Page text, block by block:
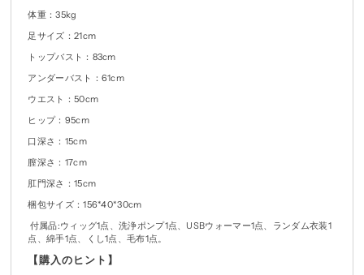
体重：35kg
足サイズ：21cm
トップバスト：83cm
アンダーバスト：61cm
ウエスト：50cm
ヒップ：95cm
口深さ：15cm
膣深さ：17cm
肛門深さ：15cm
梱包サイズ：156*40*30cm
付属品:ウィッグ1点、洗浄ポンプ1点、USBウォーマー1点、ランダム衣装1
点、綿手1点、くし1点、毛布1点。
【購入のヒント】